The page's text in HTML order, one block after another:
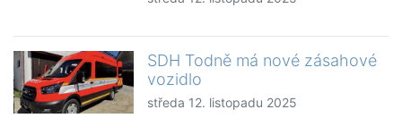
SDH Todně má nové zásahové
vozidlo
středa 12. listopadu 2025